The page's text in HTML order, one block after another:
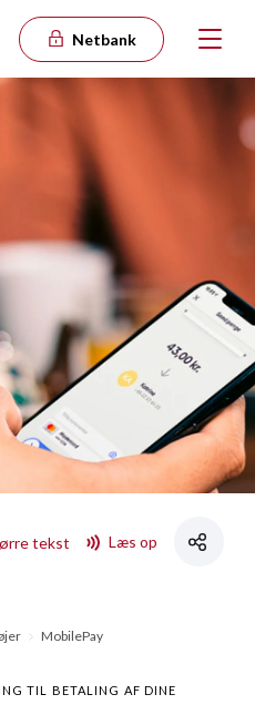
Netbank
tekst Læs op
MobilePay
TIL BETALING AF DINE